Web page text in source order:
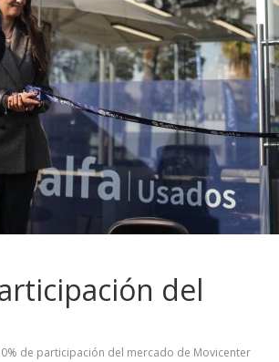
del
de participación del mercado de Movicenter